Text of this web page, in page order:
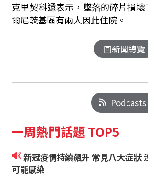
克里契科還表示，墜落的碎片損
爾尼茨基區有兩人因此住院。
回新聞總覽
一周熱門話題 TOP5
新冠疫情持續飆升 常見八大症狀 沒發燒也
可能感染